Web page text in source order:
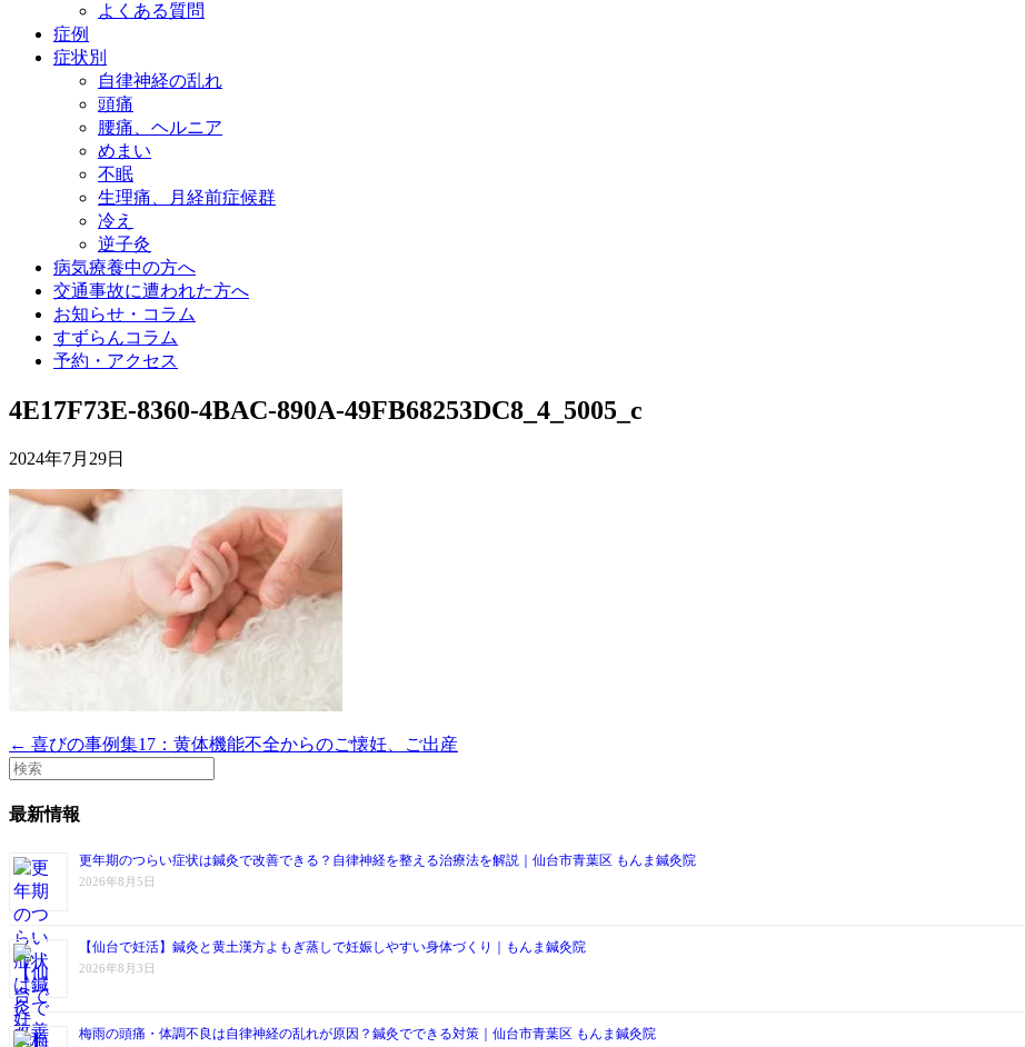
よくある質問
症例
症状別
自律神経の乱れ
頭痛
腰痛、ヘルニア
めまい
不眠
生理痛、月経前症候群
冷え
逆子灸
病気療養中の方へ
交通事故に遭われた方へ
お知らせ・コラム
すずらんコラム
予約・アクセス
4E17F73E-8360-4BAC-890A-49FB68253DC8_4_5005_c
2024年7月29日
← 喜びの事例集17：黄体機能不全からのご懐妊、ご出産
最新情報
更年期のつらい症状は鍼灸で改善できる？自律神経を整える治療法を解説｜仙台市青葉区 もんま鍼灸院
2026年8月5日
【仙台で妊活】鍼灸と黄土漢方よもぎ蒸しで妊娠しやすい身体づくり｜もんま鍼灸院
2026年8月3日
梅雨の頭痛・体調不良は自律神経の乱れが原因？鍼灸でできる対策｜仙台市青葉区 もんま鍼灸院